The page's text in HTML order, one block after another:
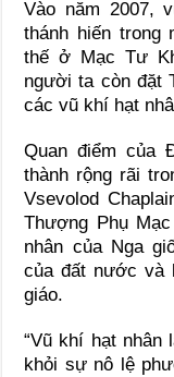
Vào năm 2007,
thánh hiến trong
thế ở Mạc Tư
người ta còn đặt
các vũ khí hạt
Quan điểm của
thành rộng rãi
Vsevolod
Thượng Phụ
nhân của Nga
của đất nước và
giáo.
“Vũ khí hạt nhân
khỏi sự nô lệ